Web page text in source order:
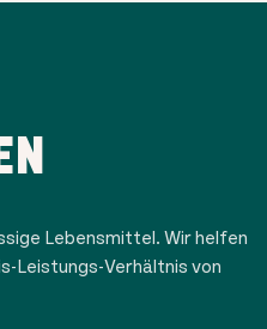
Lebensmittel. Wir helfen
Leistungs-Verhältnis von